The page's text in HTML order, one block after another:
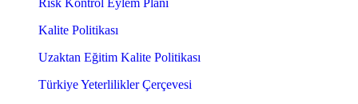
Risk Kontrol Eylem Planı
Kalite Politikası
Uzaktan Eğitim Kalite Politikası
Türkiye Yeterlilikler Çerçevesi